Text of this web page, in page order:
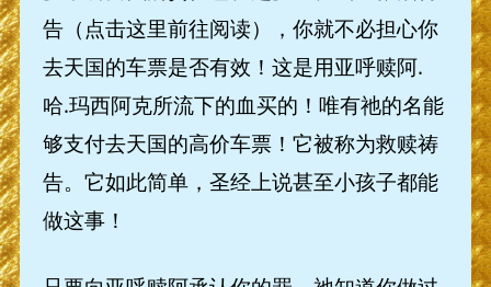
告（点击这里前往阅读），你就不必担心你
去天国的车票是否有效！这是用亚呼赎阿.
哈.玛西阿克所流下的血买的！唯有祂的名能
够支付去天国的高价车票！它被称为救赎祷
告。它如此简单，圣经上说甚至小孩子都能
做这事！